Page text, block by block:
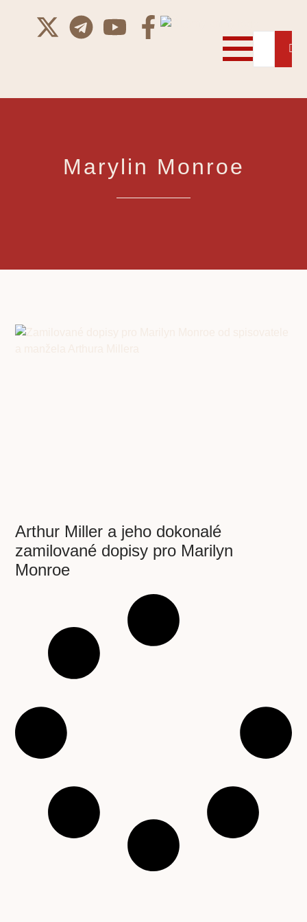
Marylin Monroe
Arthur Miller a jeho dokonalé
zamilované dopisy pro Marilyn
Monroe